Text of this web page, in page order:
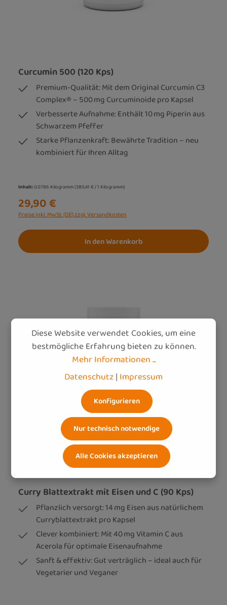
Curcumin 500 (120 Kps)
Premium-Qualität: Mit dem Original Curcumin C3
Complex® – 500 mg Curcuminoide pro Kapsel
Verbesserte Aufnahme: Enthält 10 mg Piperin aus
Schwarzem Pfeffer
Starke Pflanzenkraft: Bewährte Tradition – neu
kombiniert für Ihren Alltag
Inhalt:0.0786 Kilogramm(380,41 € / 1 Kilogramm)
29,90 €
Preise inkl. MwSt. (DE) zzgl. Versandkosten
In den Warenkorb
Curry Blattextrakt mit Eisen und C (90 Kps)
Pflanzlich versorgt: 14 mg Eisen aus natürlichem
Curryblattextrakt pro Kapsel
Clever kombiniert: Mit 40 mg Vitamin C aus
Acerola für optimale Eisenaufnahme
Sanft & effektiv: Gut verträglich – ideal auch für
Vegetarier und Veganer
Diese Website verwendet Cookies, um eine
bestmögliche Erfahrung bieten zu können.
Mehr Informationen ...
Datenschutz| Impressum
Nur technisch notwendige
Konfigurieren
Alle Cookies akzeptieren